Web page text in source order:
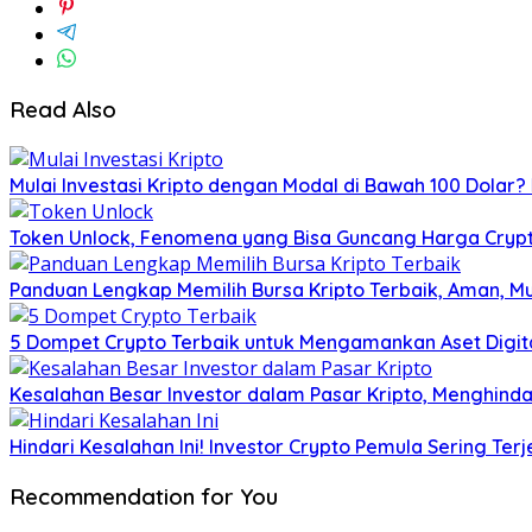
Read Also
Mulai Investasi Kripto dengan Modal di Bawah 100
Token Unlock, Fenomena yang Bisa Guncang Harga
Panduan Lengkap Memilih Bursa Kripto Terbaik, Aman,
5 Dompet Crypto Terbaik untuk Mengamankan Aset
Kesalahan Besar Investor dalam Pasar Kripto,
Hindari Kesalahan Ini! Investor Crypto Pemula Sering
Recommendation for You